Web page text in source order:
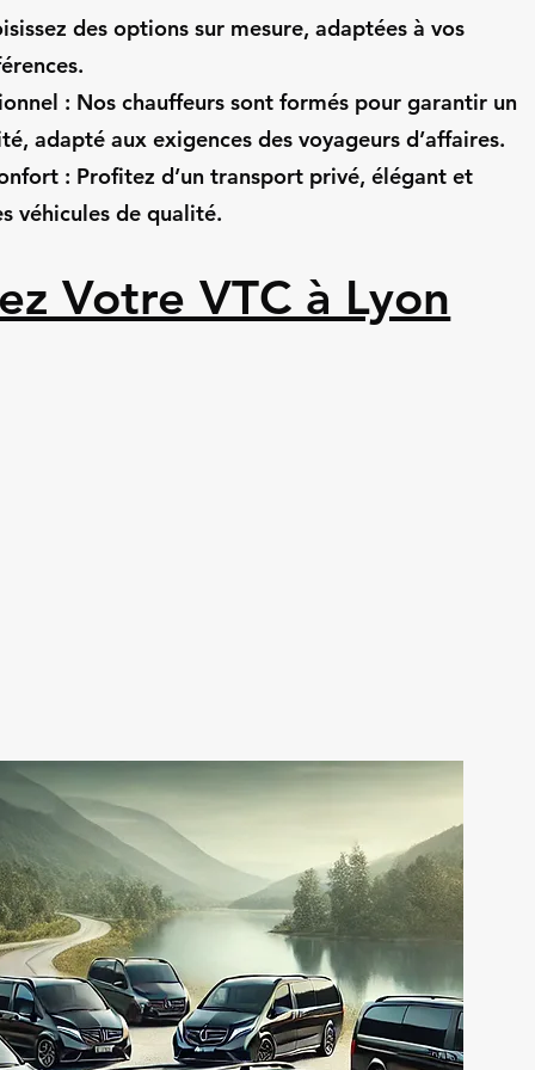
des options sur mesure, adaptées à vos
: Nos chauffeurs sont formés pour garantir un
adapté aux exigences des voyageurs d’affaires.
: Profitez d’un transport privé, élégant et
véhicules de qualité.
Votre VTC à Lyon